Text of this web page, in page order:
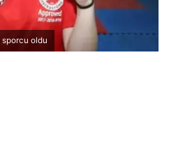
sporcu oldu